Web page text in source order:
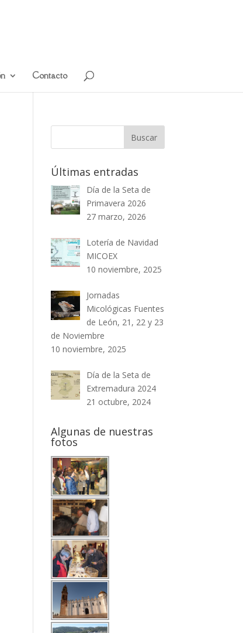
Contacto
Últimas entradas
Día de la Seta de
Primavera 2026
27 marzo, 2026
Lotería de Navidad
MICOEX
10 noviembre, 2025
Jornadas
Micológicas Fuentes
de León, 21, 22 y 23
de Noviembre
10 noviembre, 2025
Día de la Seta de
Extremadura 2024
21 octubre, 2024
Algunas de nuestras
fotos